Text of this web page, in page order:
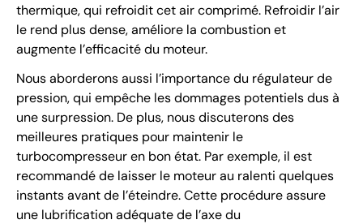
thermique, qui refroidit cet air comprimé. Refroidir l’air
le rend plus dense, améliore la combustion et
augmente l’efficacité du moteur.
Nous aborderons aussi l’importance du régulateur de
pression, qui empêche les dommages potentiels dus à
une surpression. De plus, nous discuterons des
meilleures pratiques pour maintenir le
turbocompresseur en bon état. Par exemple, il est
recommandé de laisser le moteur au ralenti quelques
instants avant de l’éteindre. Cette procédure assure
une lubrification adéquate de l’axe du